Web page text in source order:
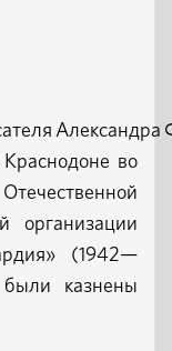
Александра
во
организации
(1942—
казнены